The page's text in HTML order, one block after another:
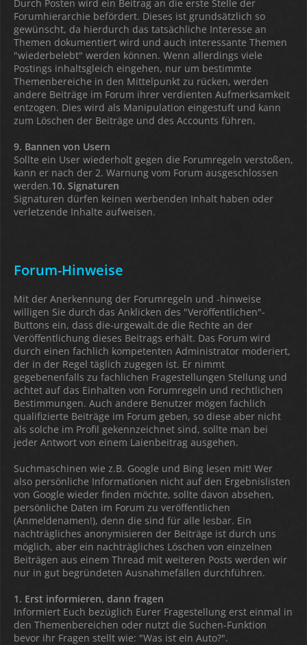
Durch Posten wird ein Beitrag an die erste Stelle der
Forumhierarchie befördert. Dieses ist grundsätzlich so
gewünscht, da hierdurch das tatsächliche Interesse an
Themen dokumentiert wird und auch interessante Themen
"wiederbelebt" werden können. Wenn allerdings viele
Postings inhaltsgleich eingehen, nur um bestimmte
Themenbereiche in den Mittelpunkt zu rücken, werden
andere Beiträge im Forum ihrer verdienten Aufmerksamkeit
entzogen. Dies wird als Manipulation eingestuft und kann
zum Löschen der Beiträge und des Accounts führen.
9. Bannen von Usern
Sollte ein User wiederholt gegen die Forumregeln verstoßen,
kann er nach der 2. Warnung vom Forum ausgeschlossen
werden.10. Signaturen
Signaturen dürfen keinen werbenden Inhalt haben oder
verletzende Inhalte aufweisen.
Forum-Hinweise
Mit der Anerkennung der Forumregeln und -hinweise
willigen Sie durch das Anklicken des "Veröffentlichen"-
Buttons ein, dass die-urgewalt.de die Rechte an der
Veröffentlichung dieses Beitrags erhält. Das Forum wird
durch einen fachlich kompetenten Administrator moderiert,
der in der Regel täglich zugegen ist. Er nimmt
gegebenenfalls zu fachlichen Fragestellungen Stellung und
achtet auf das Einhalten von Forumregeln und rechtlichen
Bestimmungen. Auch andere Benutzer mögen fachlich
qualifizierte Beiträge im Forum geben, so diese aber nicht
als solche im Profil gekennzeichnet sind, sollte man bei
jeder Antwort von einem Laienbeitrag ausgehen.
Suchmaschinen wie z.B. Google und Bing lesen mit! Wer
also persönliche Informationen nicht auf den Ergebnislisten
von Google wieder finden möchte, sollte davon absehen,
persönliche Daten im Forum zu veröffentlichen
(Anmeldenamen!), denn die sind für alle lesbar. Ein
nachträgliches anonymisieren der Beiträge ist durch uns
möglich, aber ein nachträgliches Löschen von einzelnen
Beiträgen aus einem Thread mit weiteren Posts werden wir
nur in gut begründeten Ausnahmefällen durchführen.
1. Erst informieren, dann fragen
Informiert Euch bezüglich Eurer Fragestellung erst einmal in
den Themenbereichen oder nutzt die Suchen-Funktion
bevor ihr Fragen stellt wie: "Was ist ein Auto?".